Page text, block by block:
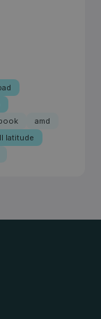
amd
latitude